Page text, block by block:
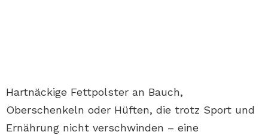
Hartnäckige Fettpolster an Bauch,
Oberschenkeln oder Hüften, die trotz Sport und
Ernährung nicht verschwinden – eine